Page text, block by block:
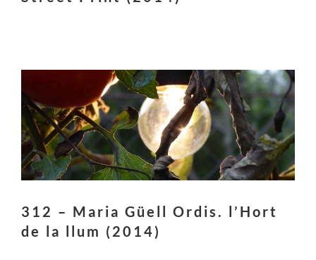
312 – Maria Güell Ordis. l’Hort
de la llum (2014)